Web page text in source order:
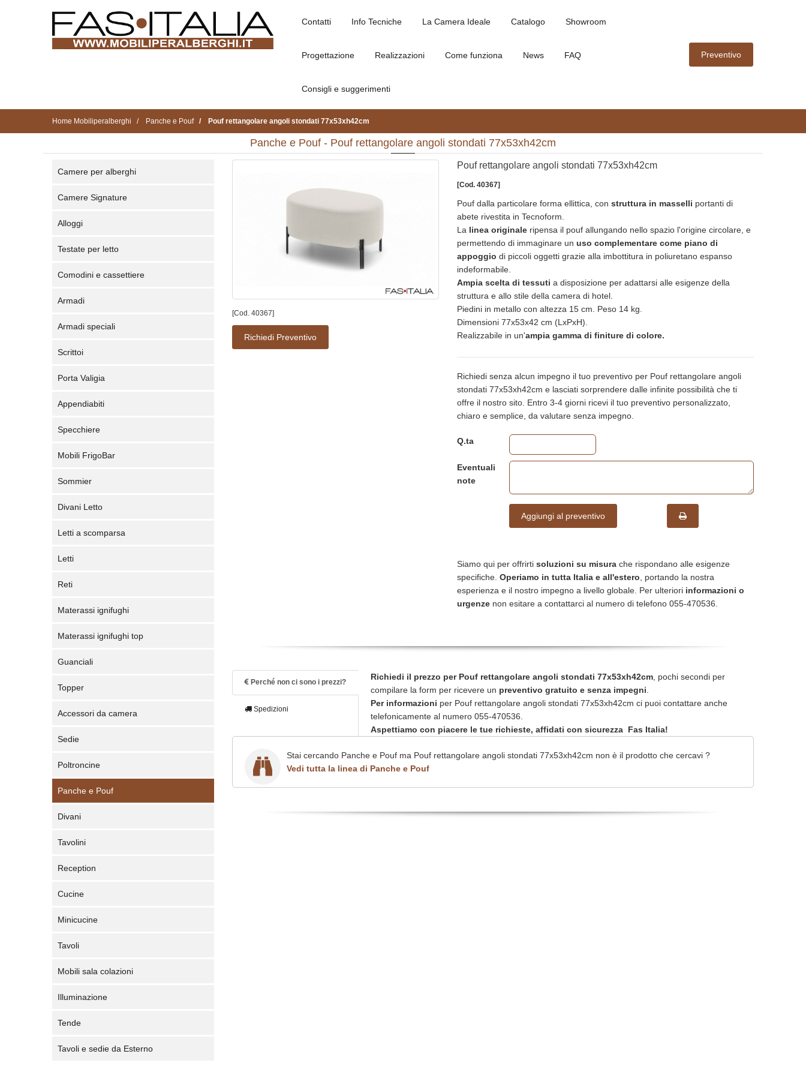
Contatti Info Tecniche La Camera Ideale Catalogo Showroom
Progettazione Realizzazioni Come funziona News FAQ
Consigli e suggerimenti
Preventivo
Home Mobiliperalberghi Panche e Pouf Pouf rettangolare angoli stondati 77x53xh42cm
Panche e Pouf - Pouf rettangolare angoli stondati 77x53xh42cm
Camere per alberghi
Camere Signature
Alloggi
Testate per letto
Comodini e cassettiere
Armadi
Armadi speciali
Scrittoi
Porta Valigia
Appendiabiti
Specchiere
Mobili FrigoBar
Sommier
Divani Letto
Letti a scomparsa
Letti
Reti
Materassi ignifughi
Materassi ignifughi top
Guanciali
Topper
Accessori da camera
Sedie
Poltroncine
Panche e Pouf
Divani
Tavolini
Reception
Cucine
Minicucine
Tavoli
Mobili sala colazioni
Illuminazione
Tende
Tavoli e sedie da Esterno
[Cod. 40367]
Richiedi Preventivo
Pouf rettangolare angoli stondati 77x53xh42cm
[Cod. 40367]
Pouf dalla particolare forma ellittica, con struttura in masselli portanti di
abete rivestita in Tecnoform.
La linea originale ripensa il pouf allungando nello spazio l'origine circolare, e
permettendo di immaginare un uso complementare come piano di
appoggio di piccoli oggetti grazie alla imbottitura in poliuretano espanso
indeformabile.
Ampia scelta di tessuti a disposizione per adattarsi alle esigenze della
struttura e allo stile della camera di hotel.
Piedini in metallo con altezza 15 cm. Peso 14 kg.
Dimensioni 77x53x42 cm (LxPxH).
Realizzabile in un'ampia gamma di finiture di colore.
Richiedi senza alcun impegno il tuo preventivo per Pouf rettangolare angoli
stondati 77x53xh42cm e lasciati sorprendere dalle infinite possibilità che ti
offre il nostro sito. Entro 3-4 giorni ricevi il tuo preventivo personalizzato,
chiaro e semplice, da valutare senza impegno.
Q.ta
Eventuali
note
Aggiungi al preventivo
Siamo qui per offrirti soluzioni su misura che rispondano alle esigenze
specifiche. Operiamo in tutta Italia e all'estero , portando la nostra
esperienza e il nostro impegno a livello globale. Per ulteriori informazioni o
urgenze non esitare a contattarci al numero di telefono 055-470536.
Perché non ci sono i prezzi?
Spedizioni
Richiedi il prezzo per Pouf rettangolare angoli stondati 77x53xh42cm , pochi secondi per
compilare la form per ricevere un preventivo gratuito e senza impegni
Per informazioni per Pouf rettangolare angoli stondati 77x53xh42cm ci puoi contattare anche
telefonicamente al numero 055-470536.
Aspettiamo con piacere le tue richieste, affidati con sicurezza Fas Italia!
Stai cercando Panche e Pouf ma Pouf rettangolare angoli stondati 77x53xh42cm non è il prodotto che cercavi ?
Vedi tutta la linea di Panche e Pouf